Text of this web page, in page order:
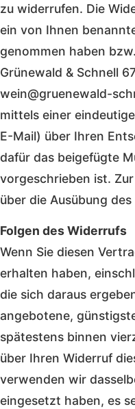
zu widerrufen. Die
ein von Ihnen
genommen haben
Grünewald & Schnell
wein@gruenewald-
mittels einer
E-Mail) über Ihren
dafür das beigefügte
vorgeschrieben ist.
über die Ausübung
Folgen des Widerrufs
Wenn Sie diesen
erhalten haben,
die sich daraus
angebotene,
spätestens binnen
über Ihren Widerruf
verwenden wir
eingesetzt haben, es